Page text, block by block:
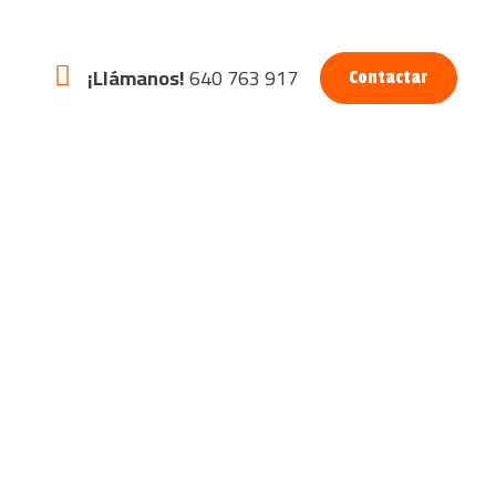
¡Llámanos!640 763 917 Contactar